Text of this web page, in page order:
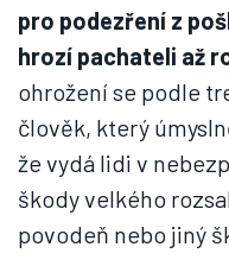
pro podezření z
hrozí pachateli až
ohrožení se podle
člověk, který
že vydá lidi v
škody velkého
povodeň nebo jiný